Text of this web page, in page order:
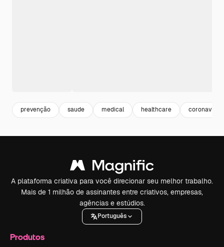
prevenção saude medical healthcare coronavirus
A plataforma criativa para você direcionar seu melhor trabalho.
Mais de 1 milhão de assinantes entre criativos, empresas,
agências e estúdios.
Português
Produtos